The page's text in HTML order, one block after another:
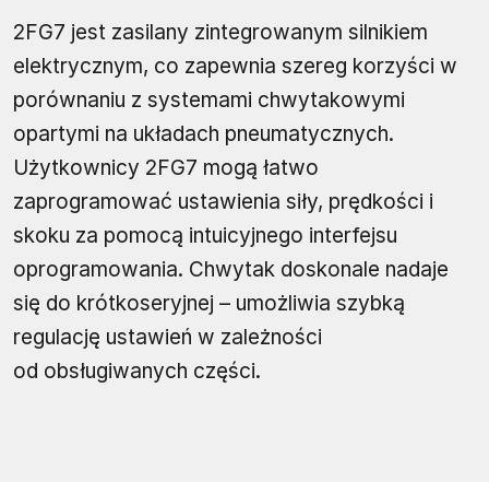
2FG7 jest zasilany zintegrowanym silnikiem
elektrycznym, co zapewnia szereg korzyści w
porównaniu z systemami chwytakowymi
opartymi na układach pneumatycznych.
Użytkownicy 2FG7 mogą łatwo
zaprogramować ustawienia siły, prędkości i
skoku za pomocą intuicyjnego interfejsu
oprogramowania. Chwytak doskonale nadaje
się do krótkoseryjnej – umożliwia szybką
regulację ustawień w zależności
od obsługiwanych części.